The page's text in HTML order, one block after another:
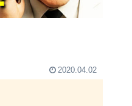
2020.04.02